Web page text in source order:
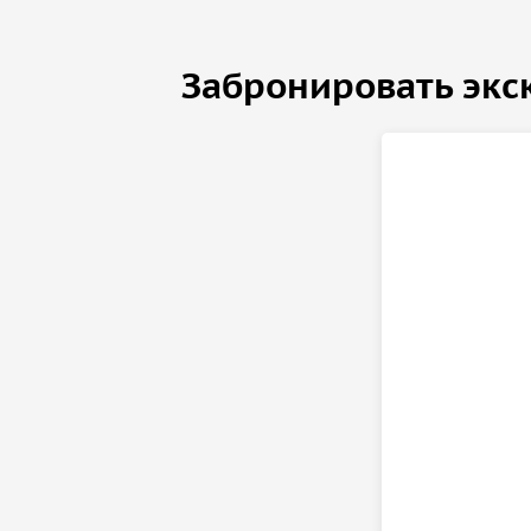
медведя на гербе города.
Забронировать